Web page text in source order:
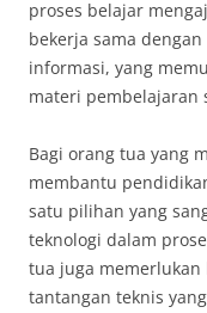
proses belajar
bekerja sama
informasi, yang
materi pembelajaran
Bagi orang tua yang
membantu
satu pilihan yang
teknologi dalam
tua juga
tantangan teknis